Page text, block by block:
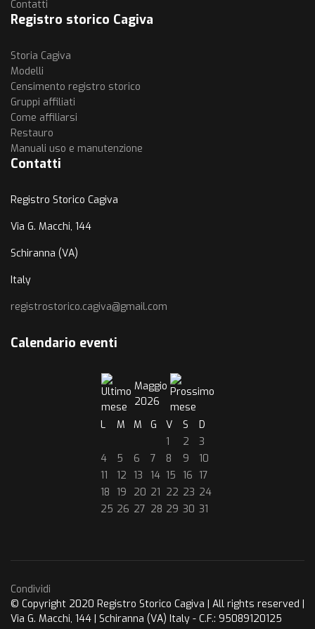
Contatti
Registro storico Cagiva
Storia Cagiva
Modelli
Censimento registro storico
Gruppi affiliati
Come affiliarsi
Restauro
Manuali uso e manutenzione
Contatti
Registro Storico Cagiva
Via G. Macchi, 144
Schiranna (VA)
Italy
registrostorico.cagiva@gmail.com
Calendario eventi
Maggio
2026
L
M M G V S
D
1
2
3
4
5 6 7 8 9
10
11
12 13 14 15 16 17
18 19 20 21 22 23 24
25 26 27 28 29 30 31
Condividi
© Copyright 2020 Registro Storico Cagiva | All rights reserved |
Via G. Macchi, 144 | Schiranna (VA) Italy - C.F.: 95089120125